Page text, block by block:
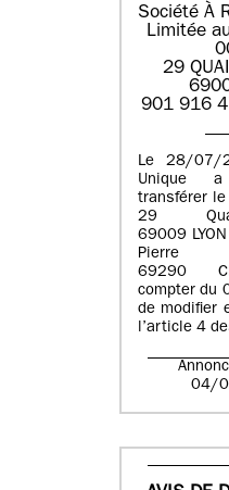
Société À
Limitée
29
901 916
Le 28/07/
Unique
transférer
29
69009
Pierre
69290
compter du
de modifier
l’article 4
04/